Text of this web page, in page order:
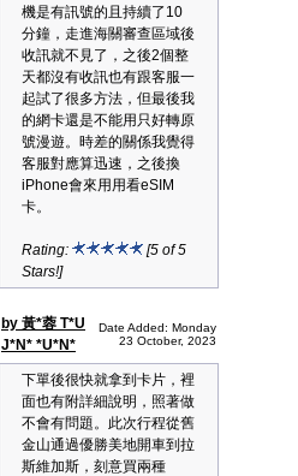
機是有訊號的且持續了10
分鐘，走進海關審查區域後
收訊就不見了，之後2個整
天都沒有收訊也有跟客服一
起試了很多方法，但最後我
的網卡還是不能用只好轉原
號漫遊。時差的關係我覺得
客服對應算迅速，之後換
iPhone會來用用看eSIM
卡。
Rating:
[5 of 5
Stars!]
by 黃*蓉 T*U
J*N* *U*N*
Date Added: Monday
23 October, 2023
下單後很快就拿到卡片，裡
面也有附詳細說明，照著做
不會有問題。此次行程從舊
金山通過優勝美地開車到拉
斯維加斯，刻意買兩種